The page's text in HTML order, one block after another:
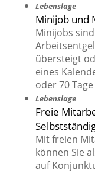
Lebenslage
Minijob und
Minijobs
übersteigt
eines
oder 70
Lebenslage
Freie
Mit freien
können Sie
auf